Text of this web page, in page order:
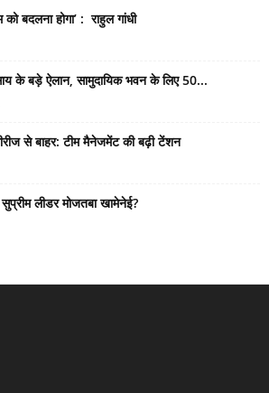
बदलना होगा’ : राहुल गांधी
के बड़े ऐलान, सामुदायिक भवन के लिए 50...
से बाहर: टीम मैनेजमेंट की बढ़ी टेंशन
लीडर मोजतबा खामेनेई?